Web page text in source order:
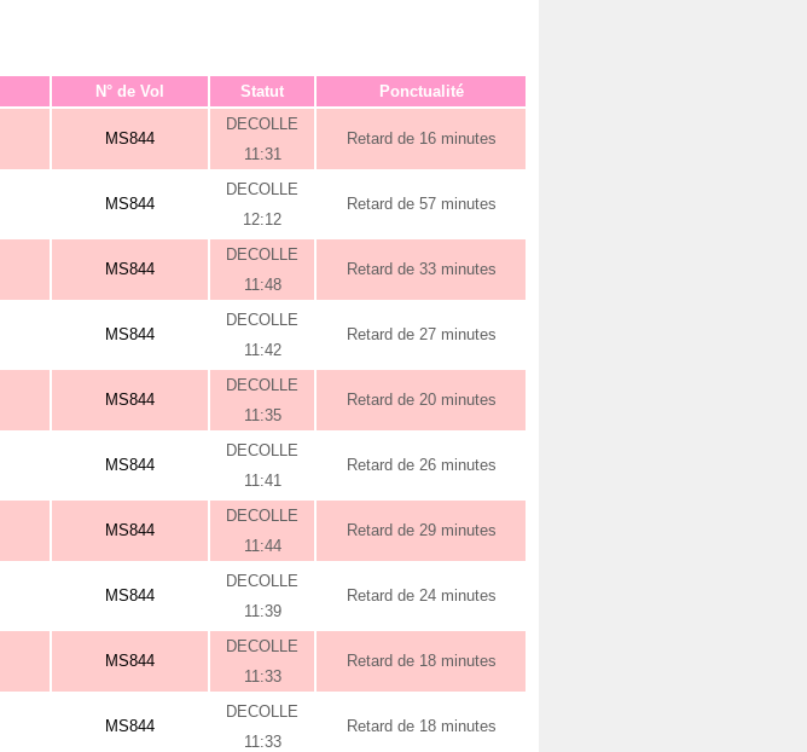
N° de Vol Statut Ponctualité
MS844
DECOLLE
11:31
Retard de 16 minutes
MS844
DECOLLE
12:12
Retard de 57 minutes
MS844
DECOLLE
11:48
Retard de 33 minutes
MS844
DECOLLE
11:42
Retard de 27 minutes
MS844
DECOLLE
11:35
Retard de 20 minutes
MS844
DECOLLE
11:41
Retard de 26 minutes
MS844
DECOLLE
11:44
Retard de 29 minutes
MS844
DECOLLE
11:39
Retard de 24 minutes
MS844
DECOLLE
11:33
Retard de 18 minutes
MS844
DECOLLE
11:33
Retard de 18 minutes